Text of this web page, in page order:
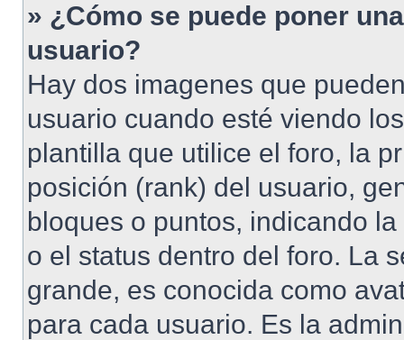
» ¿Cómo se puede poner
usuario?
Hay dos imagenes que
usuario cuando esté viendo
plantilla que utilice el foro, la
posición (rank) del usuario,
bloques o puntos, indicando
o el status dentro del foro. La
grande, es conocida como
para cada usuario. Es la